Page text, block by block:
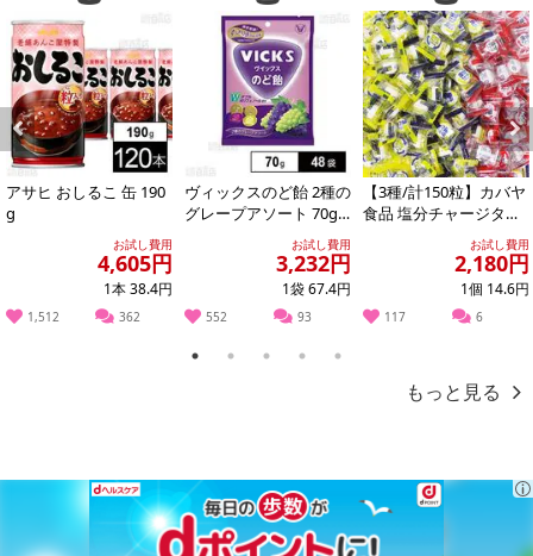
Previous
アサヒ おしるこ 缶 190
g
お試し費用
4,605円
1本 38.4円
1,512 362
ヴィックスのど飴 2種の
グレープアソート 70g
お試し費用
3,232円
1袋 67.4円
552 93
【3種/計150粒】カバヤ
食品 塩分チャージタブ
レッツ（塩レモン味・
スポーツドリ...
お試し費用
2,180円
1個 14.6円
117 6
Next
1 2 3 4 5
もっと見る